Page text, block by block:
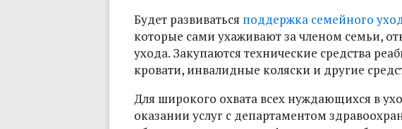
Будет развиваться поддержка семейного
которые сами ухаживают за членом семьи,
ухода. Закупаются технические средства
кровати, инвалидные коляски и другие
Для широкого охвата всех нуждающихся в
оказании услуг с департаментом